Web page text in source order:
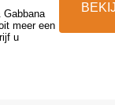
Gabbana
meer een
u